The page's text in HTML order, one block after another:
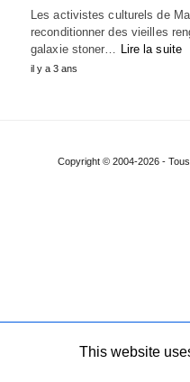
Les activistes culturels de
reconditionner des vieilles
galaxie stoner… Lire la suite
il y a 3 ans
Copyright © 2004-2026 -
This website